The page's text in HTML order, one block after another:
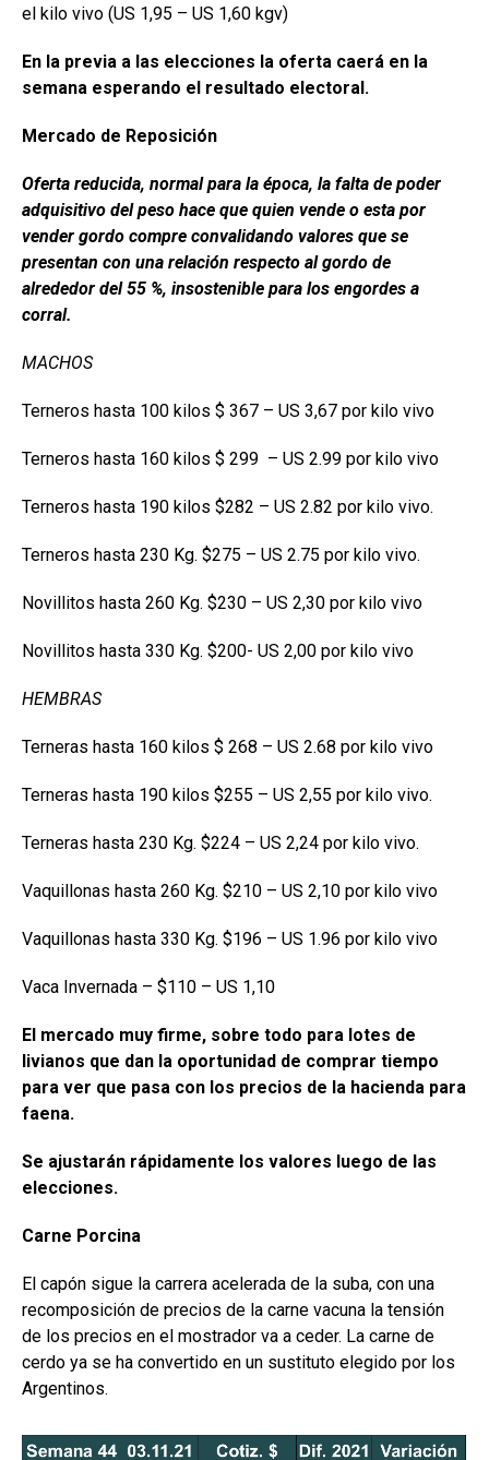
el kilo vivo (US 1,95 – US 1,60 kgv)
En la previa a las elecciones la oferta caerá en la
semana esperando el resultado electoral.
Mercado de Reposición
Oferta reducida, normal para la época, la falta de poder
adquisitivo del peso hace que quien vende o esta por
vender gordo compre convalidando valores que se
presentan con una relación respecto al gordo de
alrededor del 55 %, insostenible para los engordes a
corral.
MACHOS
Terneros hasta 100 kilos $ 367 – US 3,67 por kilo vivo
Terneros hasta 160 kilos $ 299 – US 2.99 por kilo vivo
Terneros hasta 190 kilos $282 – US 2.82 por kilo vivo.
Terneros hasta 230 Kg. $275 – US 2.75 por kilo vivo.
Novillitos hasta 260 Kg. $230 – US 2,30 por kilo vivo
Novillitos hasta 330 Kg. $200- US 2,00 por kilo vivo
HEMBRAS
Terneras hasta 160 kilos $ 268 – US 2.68 por kilo vivo
Terneras hasta 190 kilos $255 – US 2,55 por kilo vivo.
Terneras hasta 230 Kg. $224 – US 2,24 por kilo vivo.
Vaquillonas hasta 260 Kg. $210 – US 2,10 por kilo vivo
Vaquillonas hasta 330 Kg. $196 – US 1.96 por kilo vivo
Vaca Invernada – $110 – US 1,10
El mercado muy firme, sobre todo para lotes de
livianos que dan la oportunidad de comprar tiempo
para ver que pasa con los precios de la hacienda para
faena.
Se ajustarán rápidamente los valores luego de las
elecciones.
Carne Porcina
El capón sigue la carrera acelerada de la suba, con una
recomposición de precios de la carne vacuna la tensión
de los precios en el mostrador va a ceder. La carne de
cerdo ya se ha convertido en un sustituto elegido por los
Argentinos.